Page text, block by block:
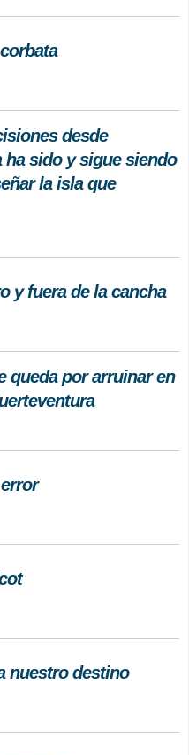
desde
ha sido y sigue siendo
la isla que
y fuera de la cancha
queda por arruinar en
nuestro destino